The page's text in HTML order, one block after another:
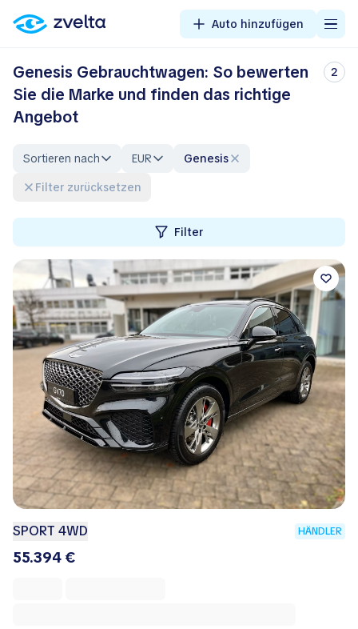
Auto hinzufügen
Genesis Gebrauchtwagen: So bewerten
Sie die Marke und finden das richtige
Angebot
2
Sortieren nach EUR
Genesis
Filter zurücksetzen
Filter
SPORT 4WD HÄNDLER
55.394 €